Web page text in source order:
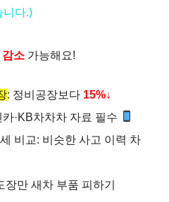
a
y
V
i
d
니다.)
감소 가능해요!
: 정비공장보다 15%↓
카·KB차차차 자료 필수
비교: 비슷한 사고 이력 차
장만 새차 부품 피하기